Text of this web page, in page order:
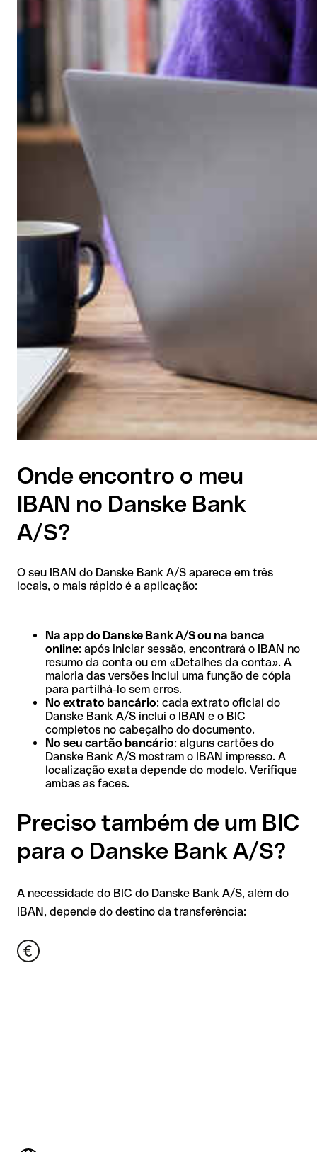
Onde encontro o meu
IBAN no Danske Bank
A/S?
O seu IBAN do Danske Bank A/S aparece em três
locais, o mais rápido é a aplicação:
Na app do Danske Bank A/S ou na banca
online: após iniciar sessão, encontrará o IBAN no
resumo da conta ou em «Detalhes da conta». A
maioria das versões inclui uma função de cópia
para partilhá-lo sem erros.
No extrato bancário: cada extrato oficial do
Danske Bank A/S inclui o IBAN e o BIC
completos no cabeçalho do documento.
No seu cartão bancário: alguns cartões do
Danske Bank A/S mostram o IBAN impresso. A
localização exata depende do modelo. Verifique
ambas as faces.
Preciso também de um BIC
para o Danske Bank A/S?
A necessidade do BIC do Danske Bank A/S, além do
IBAN, depende do destino da transferência: